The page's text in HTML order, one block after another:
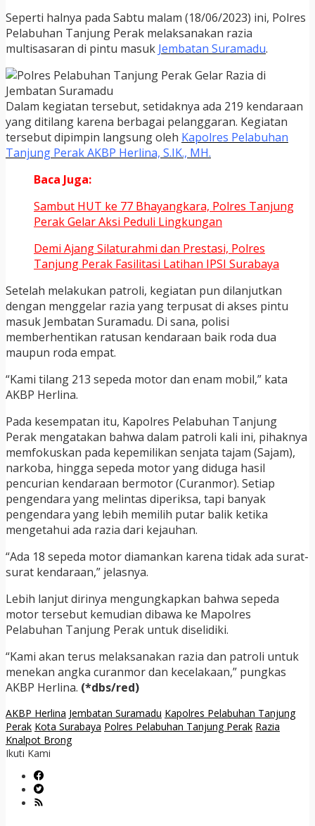
Seperti halnya pada Sabtu malam (18/06/2023) ini, Polres
Pelabuhan Tanjung Perak melaksanakan razia
multisasaran di pintu masuk Jembatan Suramadu.
Dalam kegiatan tersebut, setidaknya ada 219 kendaraan
yang ditilang karena berbagai pelanggaran. Kegiatan
tersebut dipimpin langsung oleh Kapolres Pelabuhan
Tanjung PerakAKBP Herlina, S.IK., MH.
Baca Juga:
Sambut HUT ke 77 Bhayangkara, Polres Tanjung
Perak Gelar Aksi Peduli Lingkungan
Demi Ajang Silaturahmi dan Prestasi, Polres
Tanjung Perak Fasilitasi Latihan IPSI Surabaya
Setelah melakukan patroli, kegiatan pun dilanjutkan
dengan menggelar razia yang terpusat di akses pintu
masuk Jembatan Suramadu. Di sana, polisi
memberhentikan ratusan kendaraan baik roda dua
maupun roda empat.
“Kami tilang 213 sepeda motor dan enam mobil,” kata
AKBP Herlina.
Pada kesempatan itu, Kapolres Pelabuhan Tanjung
Perak mengatakan bahwa dalam patroli kali ini, pihaknya
memfokuskan pada kepemilikan senjata tajam (Sajam),
narkoba, hingga sepeda motor yang diduga hasil
pencurian kendaraan bermotor (Curanmor). Setiap
pengendara yang melintas diperiksa, tapi banyak
pengendara yang lebih memilih putar balik ketika
mengetahui ada razia dari kejauhan.
“Ada 18 sepeda motor diamankan karena tidak ada surat-
surat kendaraan,” jelasnya.
Lebih lanjut dirinya mengungkapkan bahwa sepeda
motor tersebut kemudian dibawa ke Mapolres
Pelabuhan Tanjung Perak untuk diselidiki.
“Kami akan terus melaksanakan razia dan patroli untuk
menekan angka curanmor dan kecelakaan,” pungkas
AKBP Herlina. (*dbs/red)
AKBP Herlina Jembatan Suramadu Kapolres Pelabuhan Tanjung
Perak Kota Surabaya Polres Pelabuhan Tanjung Perak Razia
Knalpot Brong
Ikuti Kami